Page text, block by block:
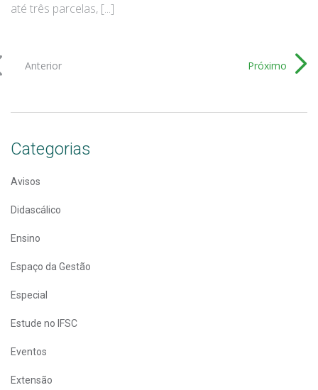
até três parcelas, [...]
Anterior Próximo
Categorias
Avisos
Didascálico
Ensino
Espaço da Gestão
Especial
Estude no IFSC
Eventos
Extensão